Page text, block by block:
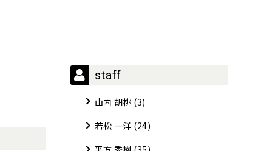
staff
山内 胡桃 (3)
若松 一洋 (24)